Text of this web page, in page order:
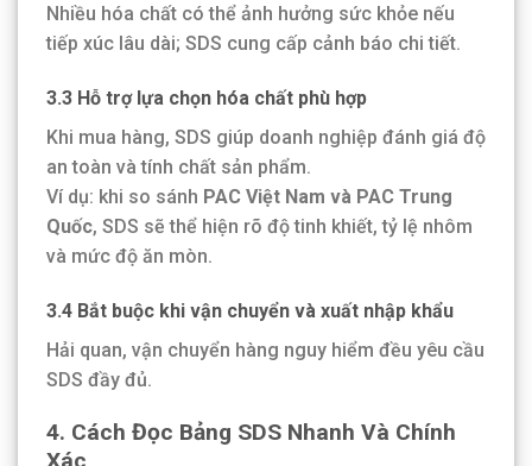
Nhiều hóa chất có thể ảnh hưởng sức khỏe nếu
tiếp xúc lâu dài; SDS cung cấp cảnh báo chi tiết.
3.3 Hỗ trợ lựa chọn hóa chất phù hợp
Khi mua hàng, SDS giúp doanh nghiệp đánh giá độ
an toàn và tính chất sản phẩm.
Ví dụ: khi so sánh PAC Việt Nam và PAC Trung
Quốc, SDS sẽ thể hiện rõ độ tinh khiết, tỷ lệ nhôm
và mức độ ăn mòn.
3.4 Bắt buộc khi vận chuyển và xuất nhập khẩu
Hải quan, vận chuyển hàng nguy hiểm đều yêu cầu
SDS đầy đủ.
4. Cách Đọc Bảng SDS Nhanh Và Chính